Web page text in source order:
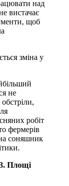
над
вистачає
щоб
зміна у
не
робіт
фермерів
соняшник
Площі